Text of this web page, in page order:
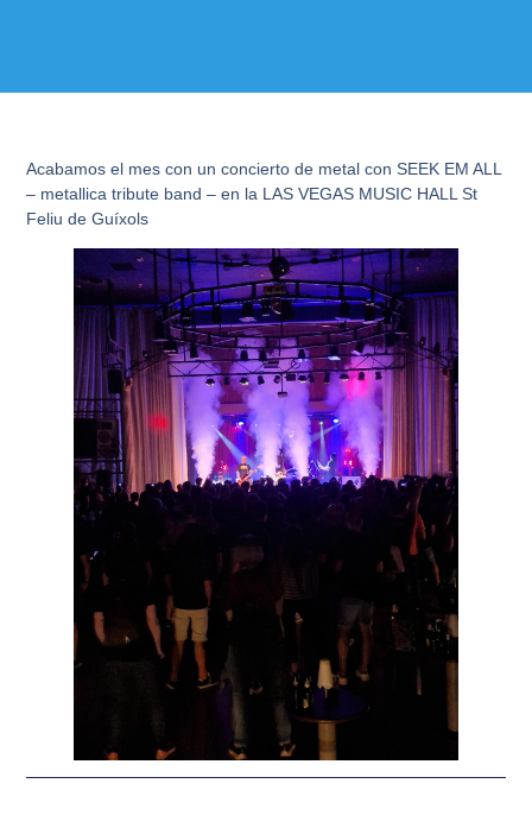
Acabamos el mes con un concierto de metal con SEEK EM ALL
– metallica tribute band – en la LAS VEGAS MUSIC HALL St
Feliu de Guíxols